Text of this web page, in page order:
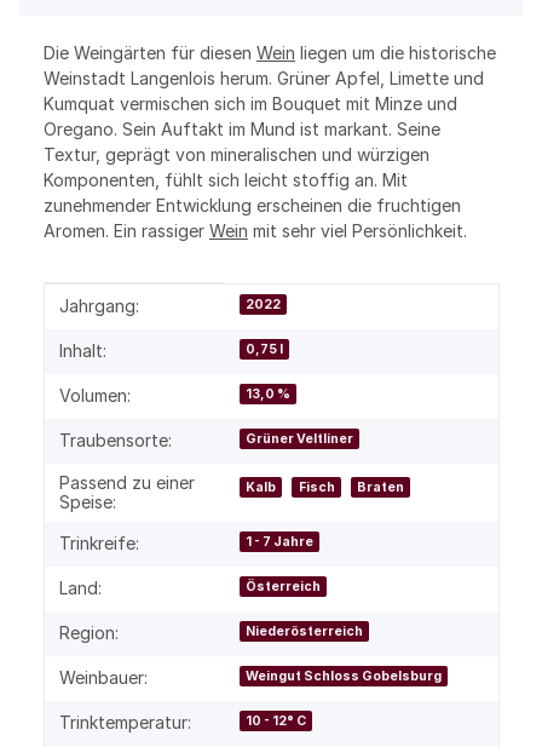
Die Weingärten für diesen Wein liegen um die historische
Weinstadt Langenlois herum. Grüner Apfel, Limette und
Kumquat vermischen sich im Bouquet mit Minze und
Oregano. Sein Auftakt im Mund ist markant. Seine
Textur, geprägt von mineralischen und würzigen
Komponenten, fühlt sich leicht stoffig an. Mit
zunehmender Entwicklung erscheinen die fruchtigen
Aromen. Ein rassiger Wein mit sehr viel Persönlichkeit.
Produkteigenschaft
Wert
Jahrgang: 2022
Inhalt: 0,75 l
Volumen: 13,0 %
Traubensorte: Grüner Veltliner
Passend zu einer
Speise:
Kalb Fisch Braten
Trinkreife: 1 - 7 Jahre
Land: Österreich
Region: Niederösterreich
Weinbauer: Weingut Schloss Gobelsburg
Trinktemperatur: 10 - 12° C